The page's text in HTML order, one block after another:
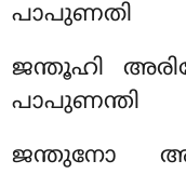
പാപുണതി
ജന്തൂഹി
പാപുണന്തി
ജന്തുനോ